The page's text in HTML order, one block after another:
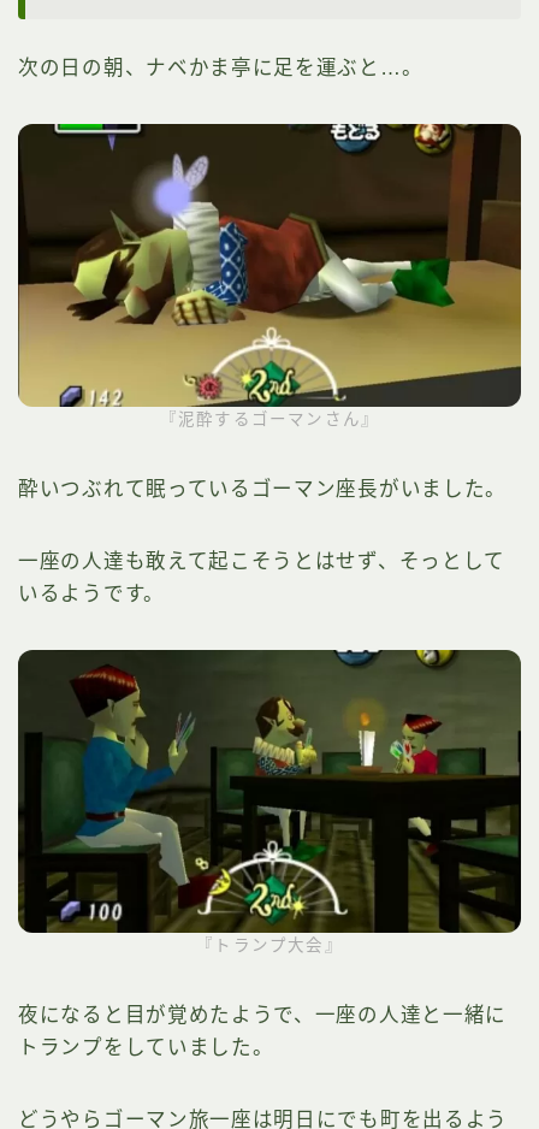
次の日の朝、ナベかま亭に足を運ぶと…。
『泥酔するゴーマンさん』
酔いつぶれて眠っているゴーマン座長がいました。
一座の人達も敢えて起こそうとはせず、そっとして
いるようです。
『トランプ大会』
夜になると目が覚めたようで、一座の人達と一緒に
トランプをしていました。
どうやらゴーマン旅一座は明日にでも町を出るよう